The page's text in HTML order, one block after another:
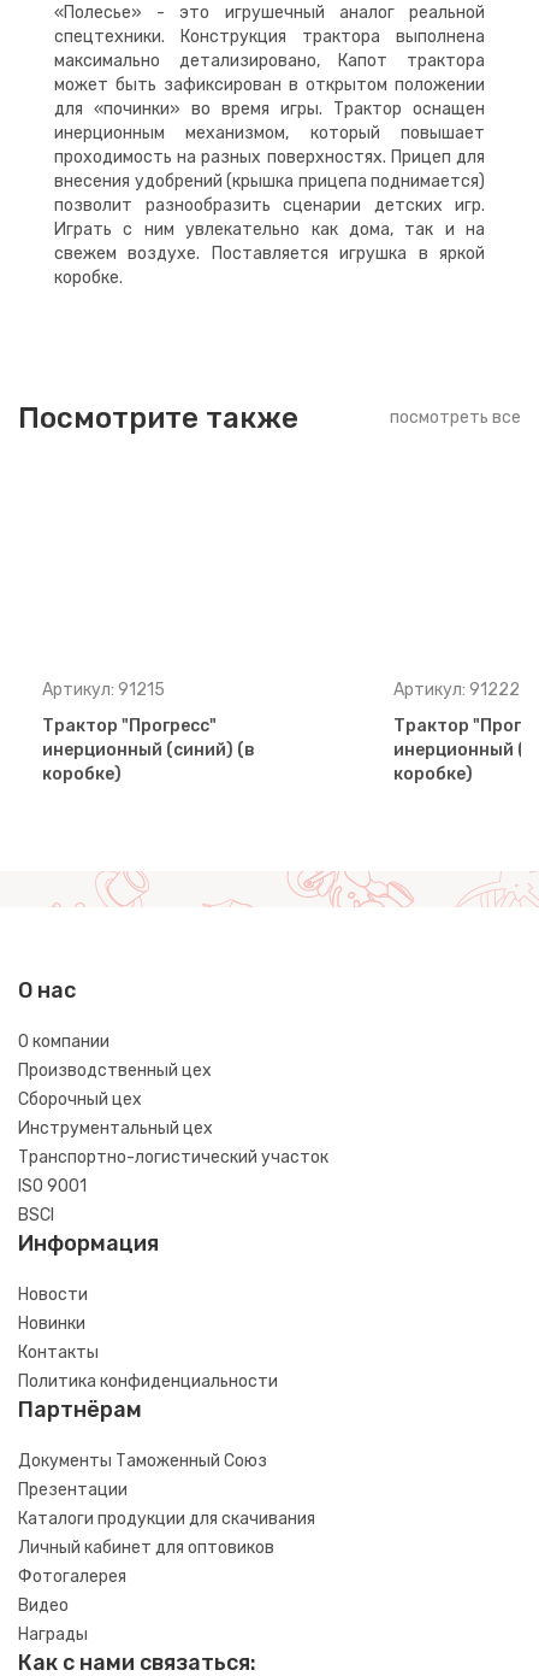
«Полесье» - это игрушечный аналог реальной
спецтехники. Конструкция трактора выполнена
максимально детализировано, Капот трактора
может быть зафиксирован в открытом положении
для «починки» во время игры. Трактор оснащен
инерционным механизмом, который повышает
проходимость на разных поверхностях. Прицеп для
внесения удобрений (крышка прицепа поднимается)
позволит разнообразить сценарии детских игр.
Играть с ним увлекательно как дома, так и на
свежем воздухе. Поставляется игрушка в яркой
коробке.
Посмотрите также посмотреть все
Артикул: 91215
Трактор "Прогресс"
инерционный (синий) (в
коробке)
Артикул: 91222
Трактор
инерционный
коробке)
О нас
О компании
Производственный цех
Сборочный цех
Инструментальный цех
Транспортно-логистический участок
ISO 9001
BSCI
Информация
Новости
Новинки
Контакты
Политика конфиденциальности
Партнёрам
Документы Таможенный Союз
Презентации
Каталоги продукции для скачивания
Личный кабинет для оптовиков
Фотогалерея
Видео
Награды
Как с нами связаться: